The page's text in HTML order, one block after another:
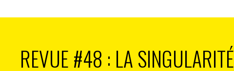
REVUE #48 : LA SINGULARITÉ